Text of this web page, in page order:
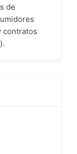
de
contratos